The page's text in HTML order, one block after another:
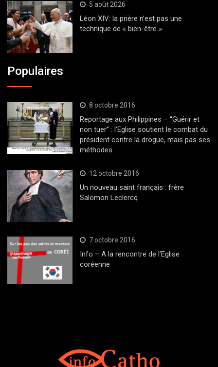
5 août 2026
Léon XIV: la prière n’est pas une
technique de « bien-être »
Populaires
8 octobre 2016
Reportage aux Philippines – “Guérir et
non tuer” : l’Eglise soutient le combat du
président contre la drogue, mais pas ses
méthodes
12 octobre 2016
Un nouveau saint français : frère
Salomon Leclercq
7 octobre 2016
Info – A la rencontre de l’Eglise
coréenne